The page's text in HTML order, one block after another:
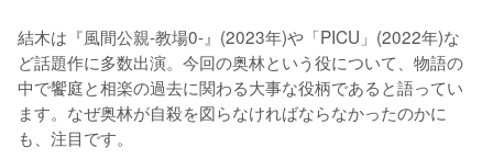
結木は『風間公親-教場0-』(2023年)や「PICU」(2022年)な
ど話題作に多数出演。今回の奥林という役について、物語の
中で饗庭と相楽の過去に関わる大事な役柄であると語ってい
ます。なぜ奥林が自殺を図らなければならなかったのかに
も、注目です。